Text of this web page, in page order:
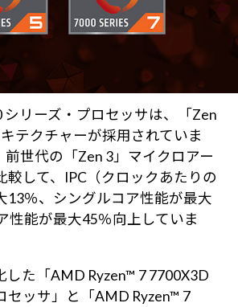
シリーズ・プロセッサは、「Zen
テクチャーが採用されていま
前世代の「Zen 3」マイクロアー
較して、IPC（クロックあたりの
13％、シングルコア性能が最大
性能が最大45％向上していま
した「AMD Ryzen™ 7 7700X3D
セッサ」と「AMD Ryzen™ 7